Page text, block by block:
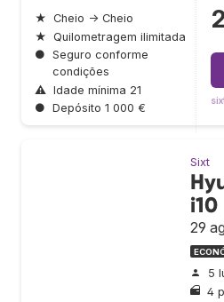
★ Cheio → Cheio
★ Quilometragem ilimitada
● Seguro conforme
condições
⚠ Idade mínima 21
● Depósito 1 000 €
Sixt
i10
29
5
4